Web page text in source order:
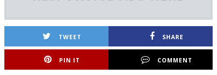
TWEET SHARE
PIN IT COMMENT